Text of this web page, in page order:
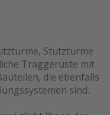
Stütztürme
Traggerüste mit
die ebenfalls
sind.